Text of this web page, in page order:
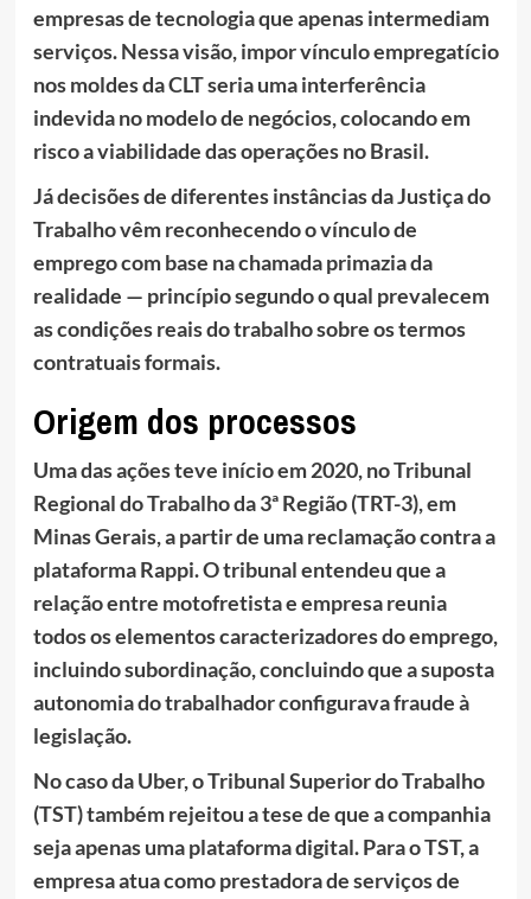
empresas de tecnologia que apenas intermediam
serviços. Nessa visão, impor vínculo empregatício
nos moldes da CLT seria uma interferência
indevida no modelo de negócios, colocando em
risco a viabilidade das operações no Brasil.
Já decisões de diferentes instâncias da Justiça do
Trabalho vêm reconhecendo o vínculo de
emprego com base na chamada primazia da
realidade — princípio segundo o qual prevalecem
as condições reais do trabalho sobre os termos
contratuais formais.
Origem dos processos
Uma das ações teve início em 2020, no Tribunal
Regional do Trabalho da 3ª Região (TRT-3), em
Minas Gerais, a partir de uma reclamação contra a
plataforma Rappi. O tribunal entendeu que a
relação entre motofretista e empresa reunia
todos os elementos caracterizadores do emprego,
incluindo subordinação, concluindo que a suposta
autonomia do trabalhador configurava fraude à
legislação.
No caso da Uber, o Tribunal Superior do Trabalho
(TST) também rejeitou a tese de que a companhia
seja apenas uma plataforma digital. Para o TST, a
empresa atua como prestadora de serviços de